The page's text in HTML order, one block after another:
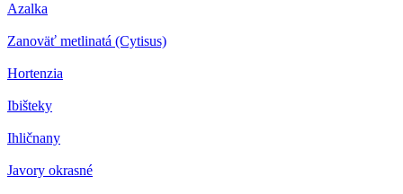
Azalka
Zanoväť metlinatá (Cytisus)
Hortenzia
Ibišteky
Ihličnany
Javory okrasné